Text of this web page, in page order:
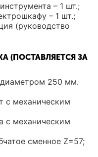
– 1 шт.;
– 1 шт.;
(руководство
(ПОСТАВЛЯЕТСЯ ЗА
250 мм.
с механическим
с механическим
сменное Z=57;